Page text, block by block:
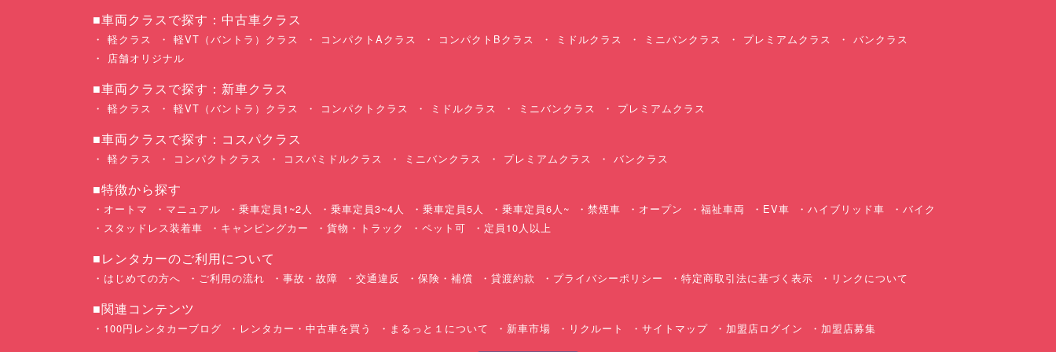
■車両クラスで探す：中古車クラス
軽クラス 軽VT（バントラ）クラス コンパクトAクラス コンパクトBクラス ミドルクラス ミニバンクラス プレミアムクラス
バンクラス
店舗オリジナル
■車両クラスで探す：新車クラス
軽クラス 軽VT（バントラ）クラス コンパクトクラス ミドルクラス ミニバンクラス プレミアムクラス
■車両クラスで探す：コスパクラス
軽クラス コンパクトクラス コスパミドルクラス ミニバンクラス プレミアムクラス バンクラス
■特徴から探す
オートマ マニュアル 乗車定員1~2人 乗車定員3~4人 乗車定員5人 乗車定員6人~ 禁煙車 オープン 福祉車両 EV車 ハイブリッド車
バイク
スタッドレス装着車
キャンピングカー 貨物・トラック ペット可 定員10人以上
■レンタカーのご利用について
はじめての方へ ご利用の流れ 事故・故障 交通違反 保険・補償 貸渡約款 プライバシーポリシー 特定商取引法に基づく表示 リンクについて
■関連コンテンツ
100円レンタカーブログ レンタカー・中古車を買う まるっと１について 新車市場 リクルート サイトマップ 加盟店ログイン 加盟店募集